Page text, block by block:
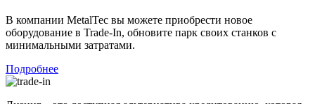
В компании MetalTec вы можете приобрести новое
оборудование в Trade-In, обновите парк своих станков с
минимальными затратами.
Подробнее